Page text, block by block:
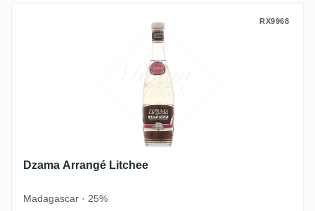
Dzama Arrangé Litchee RX9968
Dzama Arrangé Litchee
Madagascar · 25%